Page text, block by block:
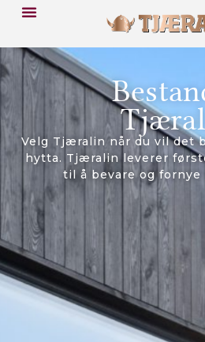
Velg Tjæralin når du vil det
hytta. Tjæralin leverer
til å bevare og fornye